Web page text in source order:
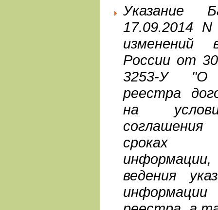
Указание
17.09.2014
изменений
России от
3253-У "О
реестра
на
соглашения
сроках
ведения